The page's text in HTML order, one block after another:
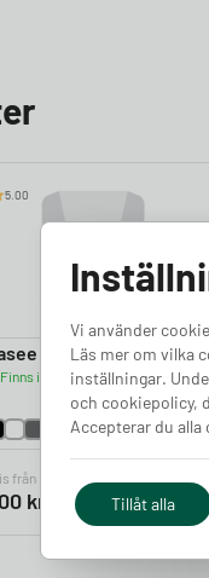
5.00
Charge Frontkåpa
Finns i lager
från
kr
Köp
Vi använder
Läs mer om vilka
inställningar.
och cookiepolicy,
Accepterar du alla
Tillåt alla